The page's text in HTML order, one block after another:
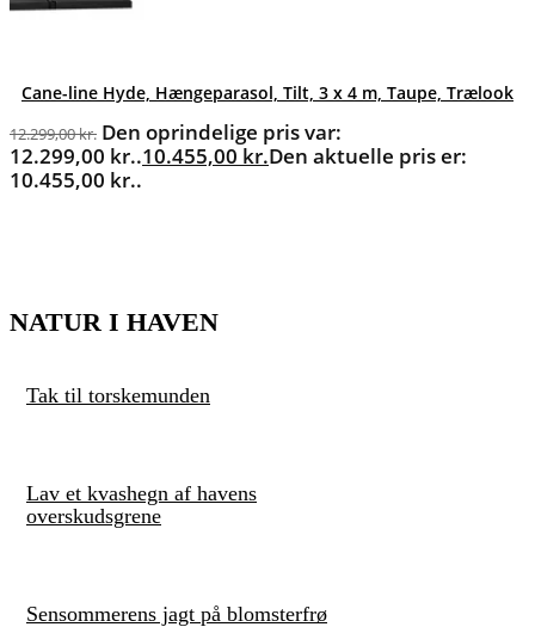
Cane-line Hyde, Hængeparasol, Tilt, 3 x 4 m, Taupe, Trælook
12.299,00kr. Den oprindelige pris var:
12.299,00 kr..10.455,00 kr.Den aktuelle pris er:
10.455,00 kr..
NATUR I HAVEN
Tak til torskemunden
Lav et kvashegn af havens
overskudsgrene
Sensommerens jagt på blomsterfrø